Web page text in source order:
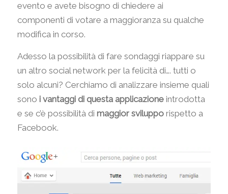
evento e avete bisogno di chiedere ai
componenti di votare a maggioranza su qualche
modifica in corso.
Adesso la possibilità di fare sondaggi riappare su
un altro social network per la felicità di…. tutti o
solo alcuni? Cerchiamo di analizzare insieme quali
sono i vantaggi di questa applicazioneintrodotta
e se c’è possibilità di maggior svilupporispetto a
Facebook.